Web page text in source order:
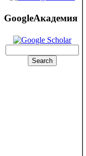
GoogleАкадемия